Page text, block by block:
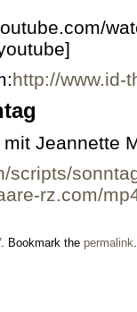
http://www.id-
Jeannette
scripts/
rz.com/
. Bookmark the permalink.